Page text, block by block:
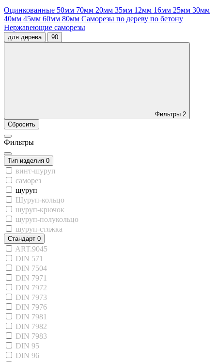
Оцинкованные 50мм 70мм 20мм 35мм 12мм 16мм 25мм 30мм
40мм 45мм 60мм 80мм Саморезы по дереву по бетону
Нержавеющие саморезы
для дерева 90
Фильтры 2
Сбросить
Фильтры
Тип изделия 0
винт-шуруп
саморез
шуруп
Шуруп-кольцо
шуруп-крючок
шуруп-полукольцо
шуруп-стяжка
Стандарт 0
ART.9045
DIN 571
DIN 7504
DIN 7971
DIN 7972
DIN 7973
DIN 7976
DIN 7981
DIN 7982
DIN 7983
DIN 95
DIN 96